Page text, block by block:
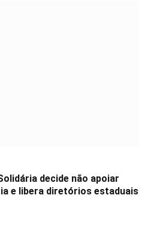
decide não apoiar
e libera diretórios estaduais